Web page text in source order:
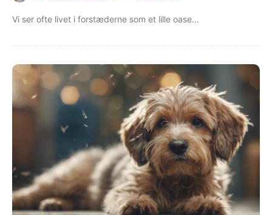
Vi ser ofte livet i forstæderne som et lille oase…